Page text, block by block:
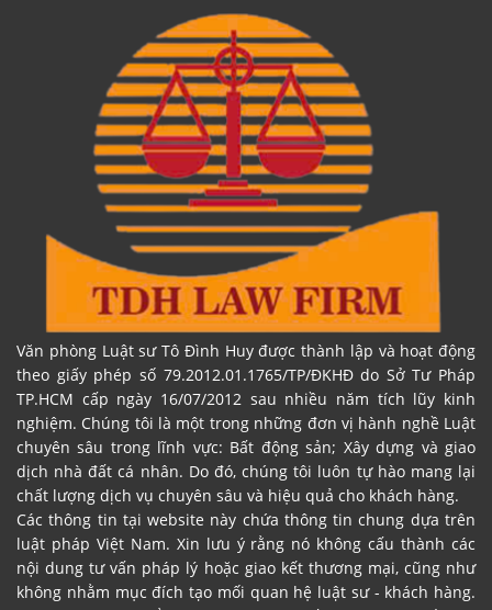
Văn phòng Luật sư Tô Đình Huy được thành lập và hoạt động
theo giấy phép số 79.2012.01.1765/TP/ĐKHĐ do Sở Tư Pháp
TP.HCM cấp ngày 16/07/2012 sau nhiều năm tích lũy kinh
nghiệm. Chúng tôi là một trong những đơn vị hành nghề Luật
chuyên sâu trong lĩnh vực: Bất động sản; Xây dựng và giao
dịch nhà đất cá nhân. Do đó, chúng tôi luôn tự hào mang lại
chất lượng dịch vụ chuyên sâu và hiệu quả cho khách hàng.
Các thông tin tại website này chứa thông tin chung dựa trên
luật pháp Việt Nam. Xin lưu ý rằng nó không cấu thành các
nội dung tư vấn pháp lý hoặc giao kết thương mại, cũng như
không nhằm mục đích tạo mối quan hệ luật sư - khách hàng.